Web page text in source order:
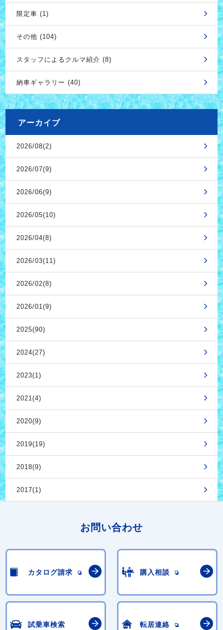
限定車 (1)
その他 (104)
スタッフによるクルマ紹介 (8)
納車ギャラリー (40)
アーカイブ
2026/08(2)
2026/07(9)
2026/06(9)
2026/05(10)
2026/04(8)
2026/03(11)
2026/02(8)
2026/01(9)
2025(90)
2024(27)
2023(1)
2021(4)
2020(9)
2019(19)
2018(9)
2017(1)
お問い合わせ
カタログ請求 購入相談
試乗車検索 転居連絡